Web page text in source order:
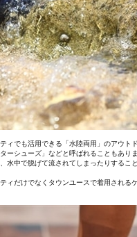
ィでも活用できる「水陸両用」のアウ
ーシューズ」などと呼ばれることもあり
水中で脱げて流されてしまったりする
ィだけでなくタウンユースで着用され